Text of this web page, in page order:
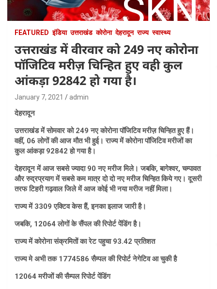
FEATURED इंडिया उत्तराखंड कोरोना देहरादून राज्य स्वास्थ्य
उत्तराखंड में वीरवार को 249 नए कोरोना
पॉजिटिव मरीज़ चिन्हित हुए वही कुल
आंकड़ा 92842 हो गया है।
January 7, 2021 admin
देहरादून
उत्तराखंड में सोमवार को 249 नए कोरोना पॉजिटिव मरीज़ चिन्हित हुए हैं।
वहीं, 06 लोगों की आज मौत भी हुई। राज्य में कोरोना पॉजिटिव मरीजों का
कुल आंकड़ा 92842 हो गया है।
देहरादून में आज सबसे ज्यादा 90 नए मरीज मिले। जबकि, बागेश्वर, चम्पावत
और रुद्रप्रयाग में सबसे कम मात्र दो दो नए मरीज चिन्हित किये गए। दूसरी
तरफ टिहरी गढ़वाल जिले में आज कोई भी नया मरीज नहीं मिला।
राज्य में 3309 एक्टिव केस हैं, इनका इलाज जारी है।
जबकि, 12064 लोगों के सैंपल की रिपोर्ट पेंडिंग है।
राज्य में कोरोना संक्रमितों का रेट पहुचा 93.42 प्रतिशत
राज्य मे अभी तक 1774586 सैम्पल की रिपोर्ट नेगेटिव आ चुकी है
12064 मरीजों की सैम्पल रिपोर्ट पेंडिंग